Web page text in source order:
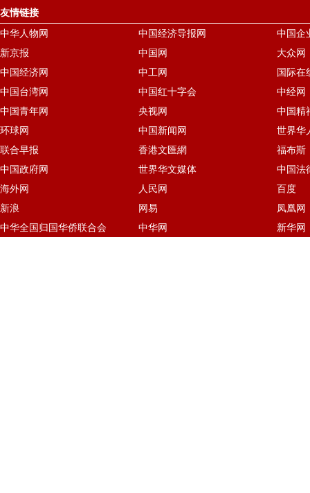
友情链接
中华人物网
中国经济导报网
中国企
新京报
中国网
大众网
中国经济网
中工网
国际在
中国台湾网
中国红十字会
中经网
中国青年网
央视网
中国精
环球网
中国新闻网
世界华
联合早报
香港文匯網
福布斯
中国政府网
世界华文媒体
中国法
海外网
人民网
百度
新浪
网易
凤凰网
中华全国归国华侨联合会
中华网 新华网